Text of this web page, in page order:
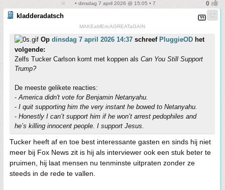
• dinsdag 7 april 2026 @ 15:05 • 7
kladderadatsch
MAKEaMEricAGREATaGAIN
Op dinsdag 7 april 2026 14:37 schreef PluggieOD het
volgende:
Zelfs Tucker Carlson komt met koppen als Can You Still Support
Trump?
De meeste gelikete reacties:
-America didn't vote for Benjamin Netanyahu.
- I quit supporting him the very instant he bowed to Netanyahu.
- Honestly I can’t support him if he won’t arrest pedophiles and
he’s killing innocent people. I support Jesus.
Tucker heeft af en toe best interessante gasten en sinds hij niet
meer bij Fox News zit is hij als interviewer ook een stuk beter te
pruimen, hij laat mensen nu tenminste uitpraten zonder ze
steeds in de rede te vallen.